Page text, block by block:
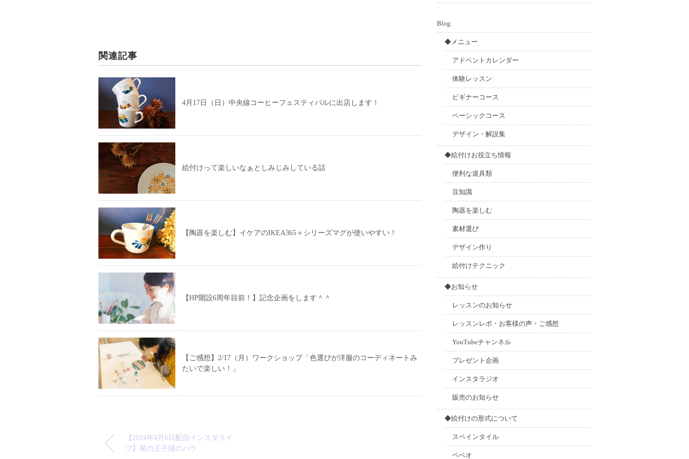
関連記事
4月17日（日）中央線コーヒーフェスティバルに出店します！
絵付けって楽しいなぁとしみじみしている話
【陶器を楽しむ】イケアのIKEA365＋シリーズマグが使いやすい！
【HP開設6周年目前！】記念企画をします＾＾
【ご感想】2/17（月）ワークショップ「色選びが洋服のコーディネートみ
たいで楽しい！」
【2024年4月6日配信インスタライ
ブ】星の王子様のバラ
Blog
◆メニュー
アドベントカレンダー
体験レッスン
ビギナーコース
ベーシックコース
デザイン・解説集
◆絵付けお役立ち情報
便利な道具類
豆知識
陶器を楽しむ
素材選び
デザイン作り
絵付けテクニック
◆お知らせ
レッスンのお知らせ
レッスンレポ・お客様の声・ご感想
YouTubeチャンネル
プレゼント企画
インスタラジオ
販売のお知らせ
◆絵付けの形式について
スペインタイル
ペベオ